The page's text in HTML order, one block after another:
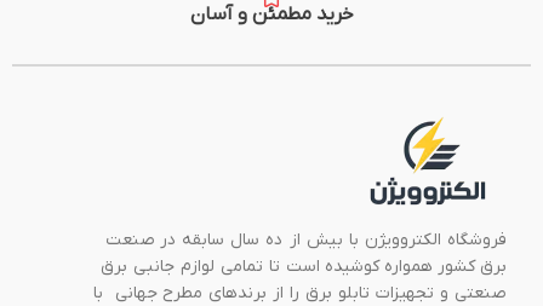
خرید مطمئن و آسان
فروشگاه الکتروویژن با بیش از ده سال سابقه در صنعت
برق کشور همواره کوشیده است تا تمامی لوازم جانبی برق
صنعتی و تجهیزات تابلو برق را از برندهای مطرح جهانی با